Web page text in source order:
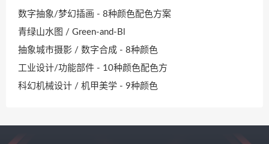
数字抽象/梦幻插画 - 8种颜色配色方案
青绿山水图 / Green-and-Bl
抽象城市摄影 / 数字合成 - 8种颜色
工业设计/功能部件 - 10种颜色配色方
科幻机械设计 / 机甲美学 - 9种颜色